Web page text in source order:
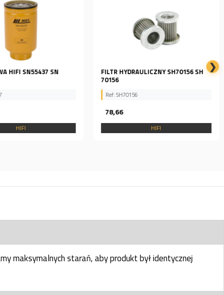
HIFI SN55437 SN
HIFI
FILTR HYDRAULICZNY SH70156 SH
70156
Ref: SH70156
78,66
HIFI
❯
maksymalnych starań, aby produkt był identycznej